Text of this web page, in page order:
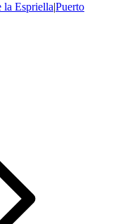
la Espriella|Puerto